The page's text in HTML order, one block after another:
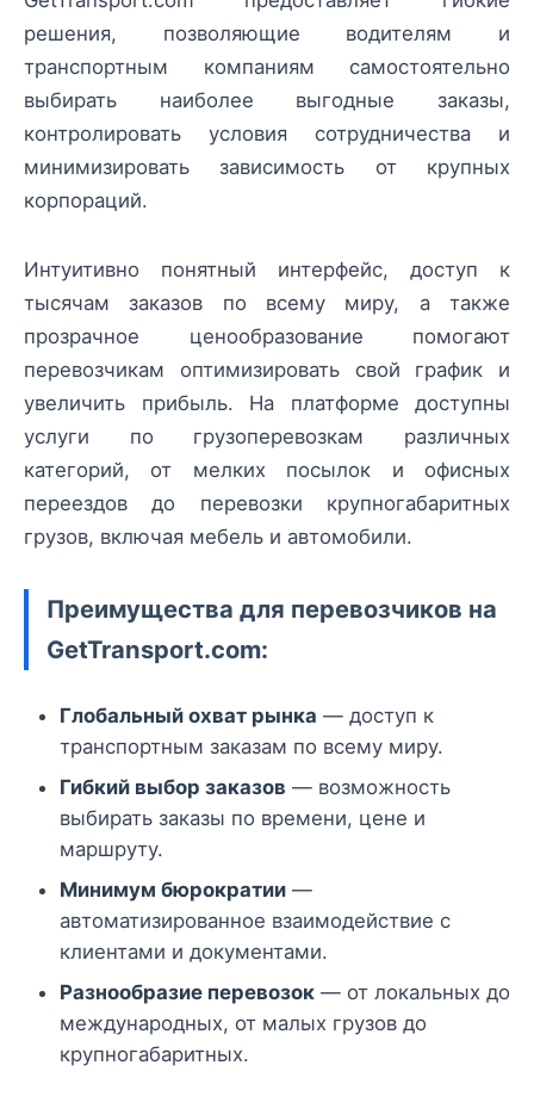
решения, позволяющие водителям и
транспортным компаниям самостоятельно
выбирать наиболее выгодные заказы,
контролировать условия сотрудничества и
минимизировать зависимость от крупных
корпораций.
Интуитивно понятный интерфейс, доступ к
тысячам заказов по всему миру, а также
прозрачное ценообразование помогают
перевозчикам оптимизировать свой график и
увеличить прибыль. На платформе доступны
услуги по грузоперевозкам различных
категорий, от мелких посылок и офисных
переездов до перевозки крупногабаритных
грузов, включая мебель и автомобили.
Преимущества для перевозчиков на
GetTransport.com:
Глобальный охват рынка — доступ к
транспортным заказам по всему миру.
Гибкий выбор заказов — возможность
выбирать заказы по времени, цене и
маршруту.
Минимум бюрократии —
автоматизированное взаимодействие с
клиентами и документами.
Разнообразие перевозок — от локальных до
международных, от малых грузов до
крупногабаритных.